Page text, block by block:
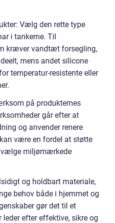
Vælg den rette type
i tankerne. Til
kræver vandtæt forsegling,
mens andet silicone
temperatur-resistente eller
på produkternes
går efter at
og anvender renere
være en fordel at støtte
vælge miljømærkede
og holdbart materiale,
behov både i hjemmet og
gør det til et
efter effektive, sikre og